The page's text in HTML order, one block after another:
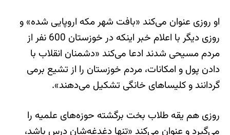
او روزی عنوان می‌کند «بافت شهر مکه اروپایی شده» و
روزی دیگر با اعلام خبر اینکه در خوزستان 600 نفر از
مردم مسیحی شدند ادعا می‌کند «دشمنان انقلاب با
دادن پول و امکانات، مردم خوزستان را از تشیع برمی
گردانند و کلیساهای خانگی تشکیل می‌دهند».
روزی هم یقه طلاب بخت برگشته حوزه‌های علمیه را
می‌گیرد و عنوان می‌کند «تنها دغدغه‌شان درس باشد،